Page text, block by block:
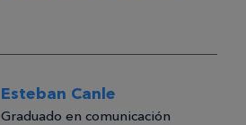
Esteban Canle
Graduado en comunicación